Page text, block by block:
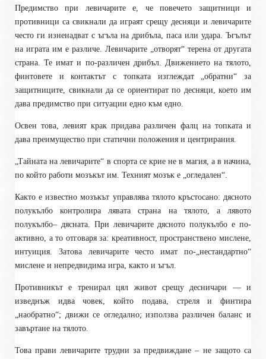
Предимство при левичарите е, че повечето защитници и
противници са свикнали да играят срещу десняци и левичарите
често ги изненадват с ъгъла на дрибъла, паса или удара. Ъгълът
на играта им е различе. Левичарите „отворят“ терена от другата
страна. Те имат и по-различен дрибъл. Движението на тялото,
финтовете и контактът с топката изглеждат „обратни“ за
защитниците, свикнали да се ориентират по десняци, което им
дава предимство при ситуации едно към едно.
Освен това, левият крак придава различен фалц на топката и
дава преимущество при статични положения и центрирания.
„Тайната на левичарите“ в спорта се крие не в магия, а в начина,
по който работи мозъкът им. Техният мозък е „огледален“.
Както е известно мозъкът управлява тялото кръстосано: дясното
полукълбо контролира лявата страна на тялото, а лявото
полукълбо– дясната. При левичарите дясното полукълбо е по-
активно, а то отговаря за: креативност, пространствено мислене,
интуиция. Затова левичарите често имат по-„нестандартно“
мислене и непредвидима игра, както и ъгъл.
Противникът е тренирал цял живот срещу десничари — и
изведнъж идва човек, който подава, стреля и финтира
„наобратно“; движи се огледално; използва различен баланс и
завъртане на тялото.
Това прави левичарите трудни за предвиждане – не защото са